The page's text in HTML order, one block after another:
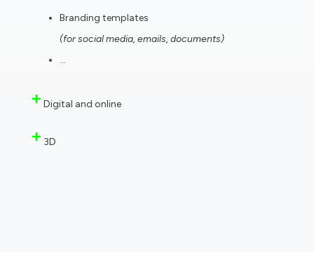
Branding templates
(for social media, emails, documents)
…
Digital and online
3D